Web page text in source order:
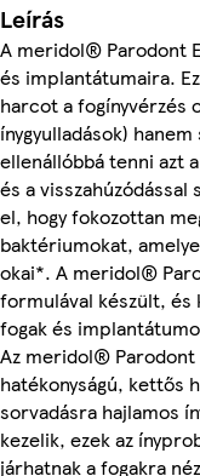
Leírás
A meridol® Parodont
és implantátumaira.
harcot a fogínyvérzés
ínygyulladások)
ellenállóbbá tenni azt
és a
el, hogy fokozottan
baktériumokat,
okai*. A meridol®
formulával készült, és
fogak és
Az meridol®
hatékonyságú, kettős
sorvadásra hajlamos
kezelik, ezek az
járhatnak a fogakra